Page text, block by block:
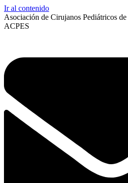
Ir al contenido
Asociación de Cirujanos Pediátricos
ACPES